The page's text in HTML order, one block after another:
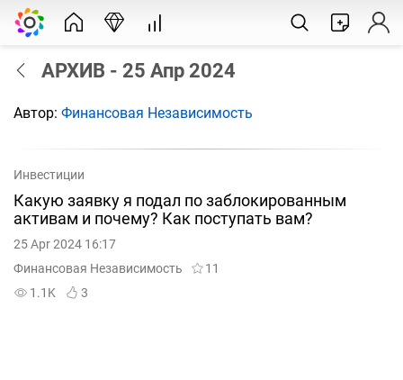
АРХИВ - 25 Апр 2024
Автор: Финансовая Независимость
Инвестиции
Какую заявку я подал по заблокированным
активам и почему? Как поступать вам?
25 Apr 2024 16:17
Финансовая Независимость
11
1.1K
3